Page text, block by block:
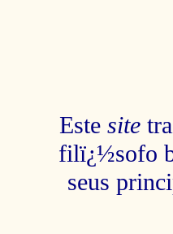
Este site
filï¿½sofo
seus